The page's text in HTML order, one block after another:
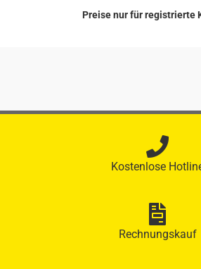
Preise nur für registrierte
Kostenlose
Rechnungskauf